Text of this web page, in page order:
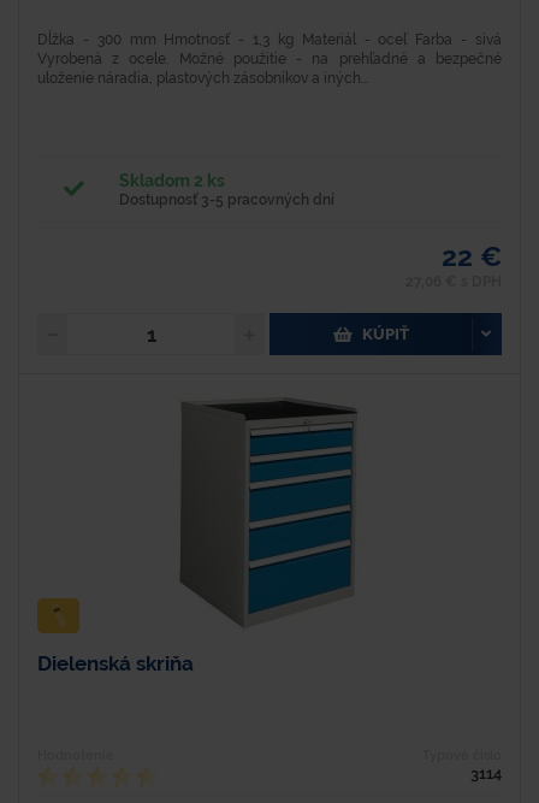
Dĺžka - 300 mm Hmotnosť - 1,3 kg Materiál - oceľ Farba - sivá
Vyrobená z ocele. Možné použitie - na prehľadné a bezpečné
uloženie náradia, plastových zásobníkov a iných...
Skladom 2 ks
Dostupnosť 3-5 pracovných dní
22 €
KÚPIŤ
Dielenská skriňa
3114